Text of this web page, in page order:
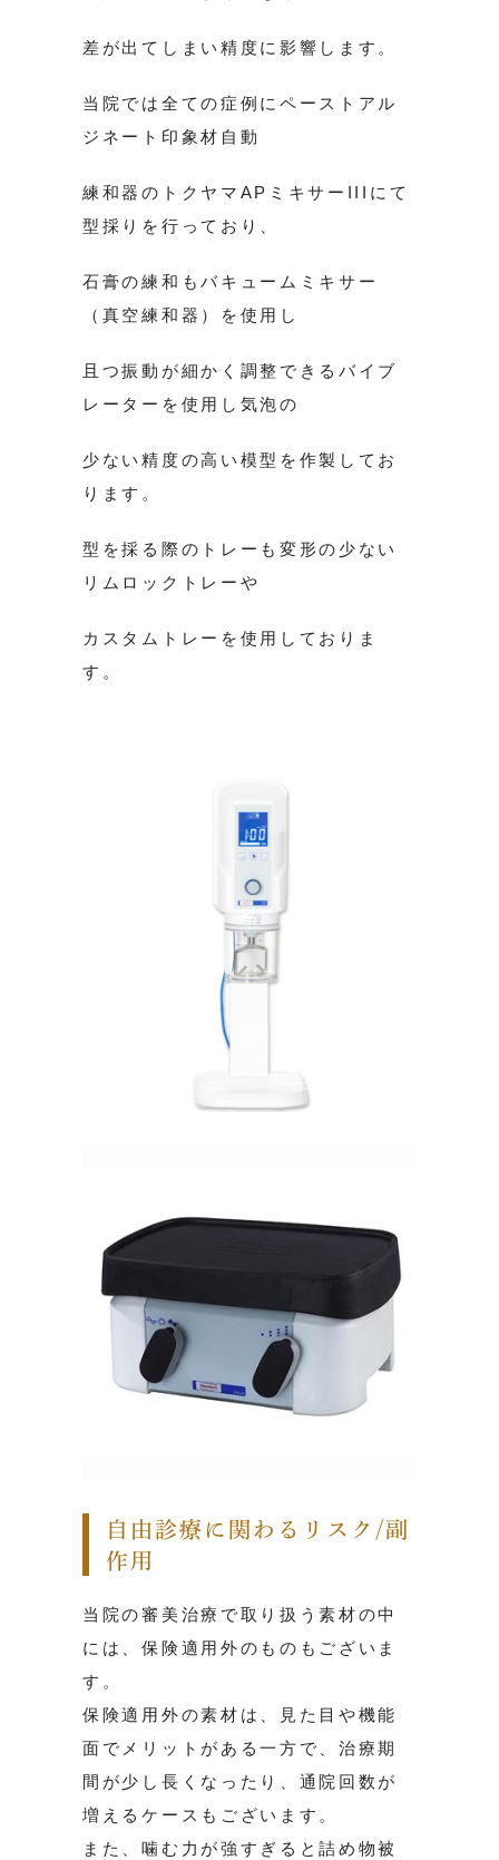
差が出てしまい精度に影響します。
当院では全ての症例にペーストアル
ジネート印象材自動
練和器のトクヤマAPミキサーIIIにて
型採りを行っており、
石膏の練和もバキュームミキサー
（真空練和器）を使用し
且つ振動が細かく調整できるバイブ
レーターを使用し気泡の
少ない精度の高い模型を作製してお
ります。
型を採る際のトレーも変形の少ない
リムロックトレーや
カスタムトレーを使用しておりま
す。
自由診療に関わるリスク/副
作用
当院の審美治療で取り扱う素材の中
には、保険適用外のものもございま
す。
保険適用外の素材は、見た目や機能
面でメリットがある一方で、治療期
間が少し長くなったり、通院回数が
増えるケースもございます。
また、噛む力が強すぎると詰め物被